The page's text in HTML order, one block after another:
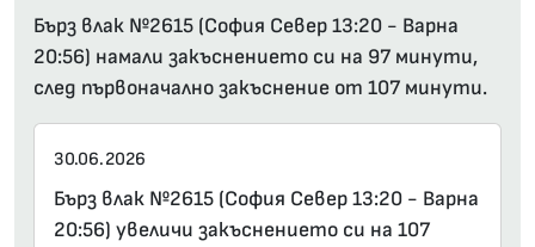
Бърз влак №2615 (София Север 13:20 - Варна
20:56) намали закъснението си на 97 минути,
след първоначално закъснение от 107 минути.
30.06.2026
Бърз влак №2615 (София Север 13:20 - Варна
20:56) увеличи закъснението си на 107